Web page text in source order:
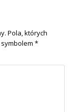
Pola, których
*